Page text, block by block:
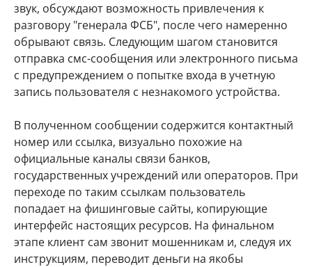
звук, обсуждают возможность привлечения к
разговору "генерала ФСБ", после чего намеренно
обрывают связь. Следующим шагом становится
отправка смс-сообщения или электронного письма
с предупреждением о попытке входа в учетную
запись пользователя с незнакомого устройства.
В полученном сообщении содержится контактный
номер или ссылка, визуально похожие на
официальные каналы связи банков,
государственных учреждений или операторов. При
переходе по таким ссылкам пользователь
попадает на фишинговые сайты, копирующие
интерфейс настоящих ресурсов. На финальном
этапе клиент сам звонит мошенникам и, следуя их
инструкциям, переводит деньги на якобы